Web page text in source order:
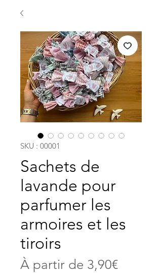
SKU : 00001
Sachets de
lavande pour
parfumer les
armoires et les
tiroirs
À partir de 3,90€Prix